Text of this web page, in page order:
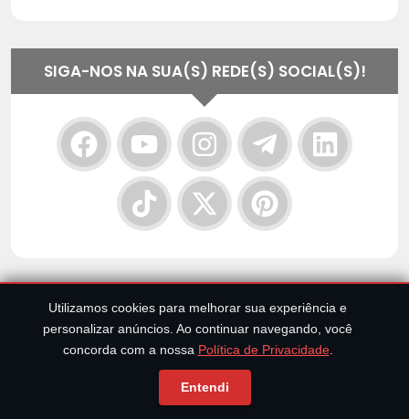
SIGA-NOS NA SUA(S) REDE(S) SOCIAL(S)!
SIGA-NOS NO FLIPBOARD!
Utilizamos cookies para melhorar sua experiência e
personalizar anúncios. Ao continuar navegando, você
concorda com a nossa Política de Privacidade.
Entendi